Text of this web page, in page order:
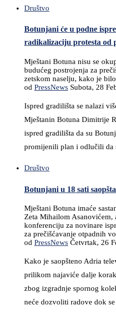
Društvo
Botunjani će u podne
radikalizaciju protesta od
Mještani Botuna nisu se
budućeg postrojenja za
zetskom naselju, kako je
od PressNews Subota, 28
Ispred gradilišta se nalazi
Mještanin Botuna Dimitrije
ispred gradilišta da su
promijenili plan i odlučili
Društvo
Botunjani u 18 sati
Mještani Botuna imaće
Zeta Mihailom Asanovićem,
konferenciju za novinare
za prečišćavanje otpadnih
od PressNews Četvrtak, 26
Kako je saopšteno Adria
prilikom najaviće dalje
zbog izgradnje spornog
neće dozvoliti radove dok